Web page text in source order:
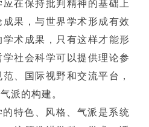
在保持批判精神的基础上
果，与世界学术形成有效
术成果，只有这样才能形
社会科学可以提供理论参
、国际视野和交流平台，
派的构建。
特色、风格、气派是系统